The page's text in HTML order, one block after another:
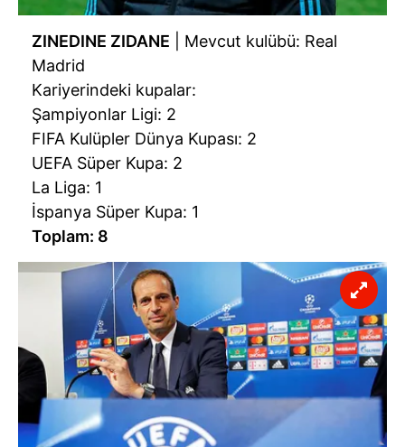
ZINEDINE ZIDANE | Mevcut kulübü: Real
Madrid
Kariyerindeki kupalar:
Şampiyonlar Ligi: 2
FIFA Kulüpler Dünya Kupası: 2
UEFA Süper Kupa: 2
La Liga: 1
İspanya Süper Kupa: 1
Toplam: 8